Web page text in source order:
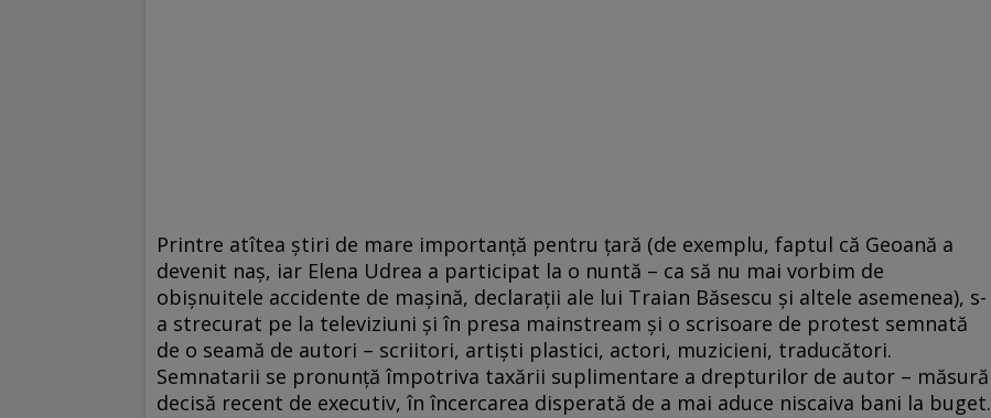
Printre atîtea ştiri de mare importanţă pentru ţară (de exemplu, faptul că Geoană a
devenit naş, iar Elena Udrea a participat la o nuntă – ca să nu mai vorbim de
obişnuitele accidente de maşină, declaraţii ale lui Traian Băsescu şi altele asemenea), s-
a strecurat pe la televiziuni şi în presa mainstream şi o scrisoare de protest semnată
de o seamă de autori – scriitori, artişti plastici, actori, muzicieni, traducători.
Semnatarii se pronunţă împotriva taxării suplimentare a drepturilor de autor – măsură
decisă recent de executiv, în încercarea disperată de a mai aduce niscaiva bani la buget.